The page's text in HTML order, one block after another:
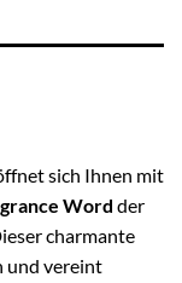
sich Ihnen mit
Word der
charmante
und vereint